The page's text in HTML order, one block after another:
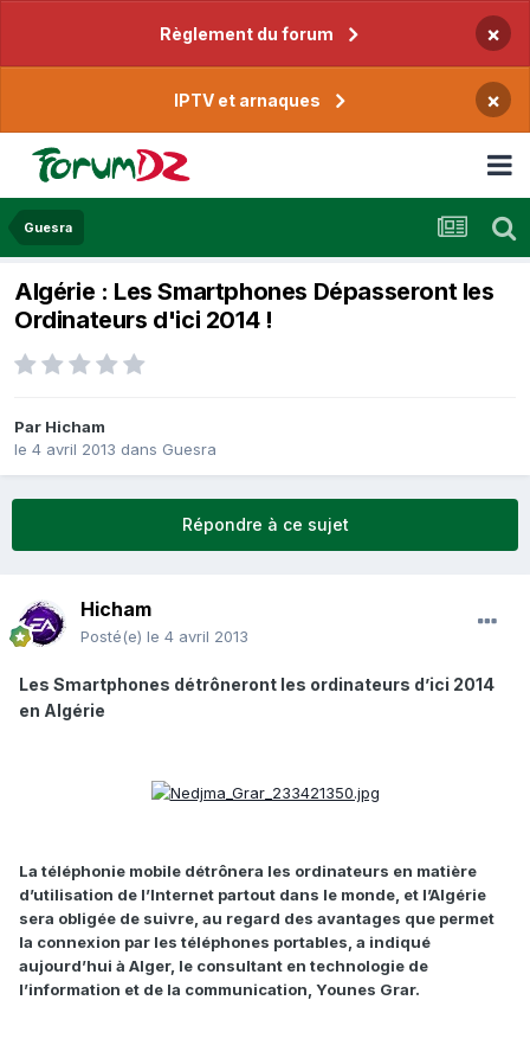
Règlement du forum ×
IPTV et arnaques ×
Guesra
Algérie : Les Smartphones Dépasseront les
Ordinateurs d'ici 2014 !
Par Hicham
le 4 avril 2013 dans Guesra
Répondre à ce sujet
Hicham
Posté(e) le 4 avril 2013
Les Smartphones détrôneront les ordinateurs d’ici 2014
en Algérie
La téléphonie mobile détrônera les ordinateurs en matière
d’utilisation de l’Internet partout dans le monde, et l’Algérie
sera obligée de suivre, au regard des avantages que permet
la connexion par les téléphones portables, a indiqué
aujourd’hui à Alger, le consultant en technologie de
l’information et de la communication, Younes Grar.